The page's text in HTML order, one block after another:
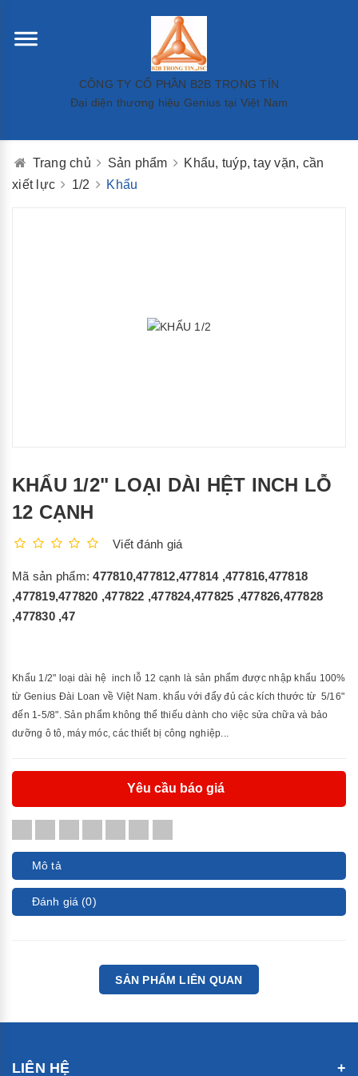
CÔNG TY CỔ PHẦN B2B TRỌNG TÍN
Đại diện thương hiệu Genius tại Việt Nam
Trang chủ Sản phẩm
Khẩu, tuýp, tay vặn, cần
xiết lực
1/2 Khẩu
KHẨU 1/2" LOẠI DÀI HỆT INCH LỖ
12 CẠNH
Viết đánh giá
Mã sản phẩm:477810,477812,477814 ,477816,477818
,477819,477820 ,477822 ,477824,477825 ,477826,477828
,477830 ,47
Khẩu 1/2" loại dài hệ inch lỗ 12 cạnh là sản phẩm được nhập khẩu 100%
từ Genius Đài Loan về Việt Nam. khẩu với đẩy đủ các kích thước từ 5/16"
đến 1-5/8". Sản phẩm không thể thiếu dành cho việc sửa chữa và bảo
dưỡng ô tô, máy móc, các thiết bị công nghiệp...
Yêu cầu báo giá
Mô tả
Đánh giá (0)
SẢN PHẨM LIÊN QUAN
LIÊN HỆ